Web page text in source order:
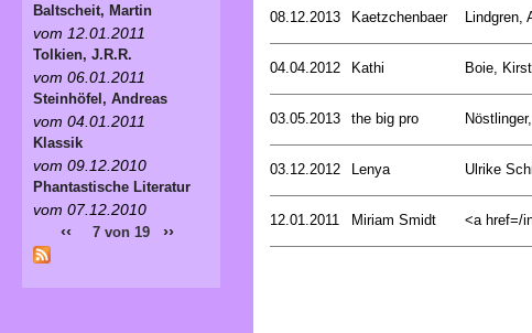
08.12.2013 Kaetzchenbaer Lindgren,
04.04.2012 Kathi Boie,
03.05.2013 the big pro
03.12.2012 Lenya Ulrike
12.01.2011 Miriam Smidt <a href=/
Baltscheit, Martin
vom 12.01.2011
Tolkien, J.R.R.
vom 06.01.2011
Steinhöfel, Andreas
vom 04.01.2011
Klassik
vom 09.12.2010
Phantastische Literatur
vom 07.12.2010
‹‹ 7 von 19 ››